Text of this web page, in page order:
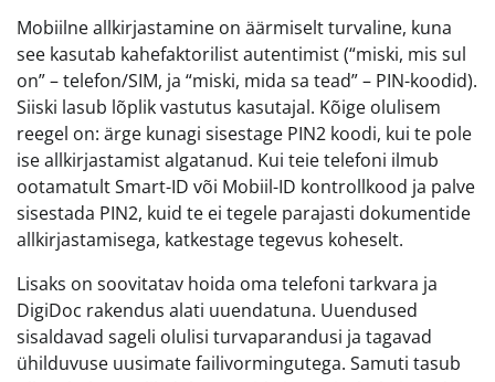
Mobiilne allkirjastamine on äärmiselt turvaline, kuna
see kasutab kahefaktorilist autentimist (“miski, mis sul
on” – telefon/SIM, ja “miski, mida sa tead” – PIN-koodid).
Siiski lasub lõplik vastutus kasutajal. Kõige olulisem
reegel on: ärge kunagi sisestage PIN2 koodi, kui te pole
ise allkirjastamist algatanud. Kui teie telefoni ilmub
ootamatult Smart-ID või Mobiil-ID kontrollkood ja palve
sisestada PIN2, kuid te ei tegele parajasti dokumentide
allkirjastamisega, katkestage tegevus koheselt.
Lisaks on soovitatav hoida oma telefoni tarkvara ja
DigiDoc rakendus alati uuendatuna. Uuendused
sisaldavad sageli olulisi turvaparandusi ja tagavad
ühilduvuse uusimate failivormingutega. Samuti tasub